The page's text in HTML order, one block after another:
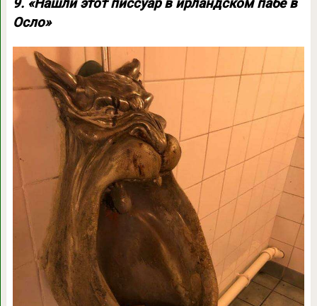
9. «Нашли этот писсуар в ирландском пабе в
Осло»